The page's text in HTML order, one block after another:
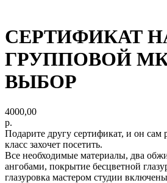
СЕРТИФИКАТ
ГРУППОВОЙ
ВЫБОР
4000,00
р.
Подарите другу сертификат, и он сам
класс захочет посетить.
Все необходимые материалы, два
ангобами, покрытие бесцветной
глазуровка мастером студии